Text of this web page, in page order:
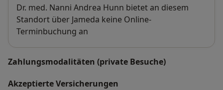
Verfügbarkeit
Dr. med. Nanni Andrea Hunn bietet an diesem
Standort über Jameda keine Online-
Terminbuchung an
Zahlungsmodalitäten (private Besuche)
Akzeptierte Versicherungen